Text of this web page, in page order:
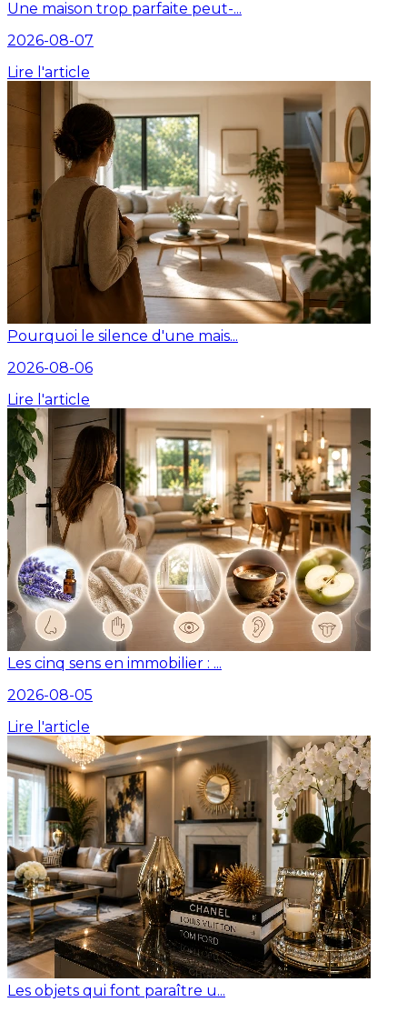
Une maison trop parfaite peut-...
2026-08-07
Lire l'article
Pourquoi le silence d'une mais...
2026-08-06
Lire l'article
Les cinq sens en immobilier : ...
2026-08-05
Lire l'article
Les objets qui font paraître u...